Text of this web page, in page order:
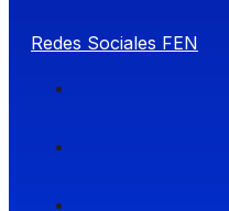
Redes Sociales FEN